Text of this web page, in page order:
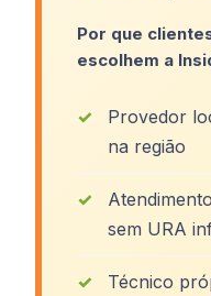
Por que
escolhem a
Provedor
na região
sem URA
Técnico